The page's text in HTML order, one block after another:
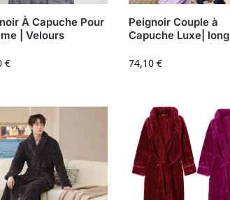
À Capuche Pour
| Velours
€
Peignoir Couple à
Capuche Luxe| long
74,10€